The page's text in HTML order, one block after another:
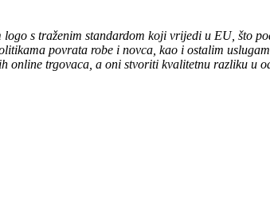
s traženim standardom koji vrijedi u EU, što
povrata robe i novca, kao i ostalim
online trgovaca, a oni stvoriti kvalitetnu razliku u